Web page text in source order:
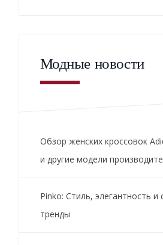
Модные новости
Обзор женских кроссовок
и другие модели
Pinko: Стиль, элегантность
тренды